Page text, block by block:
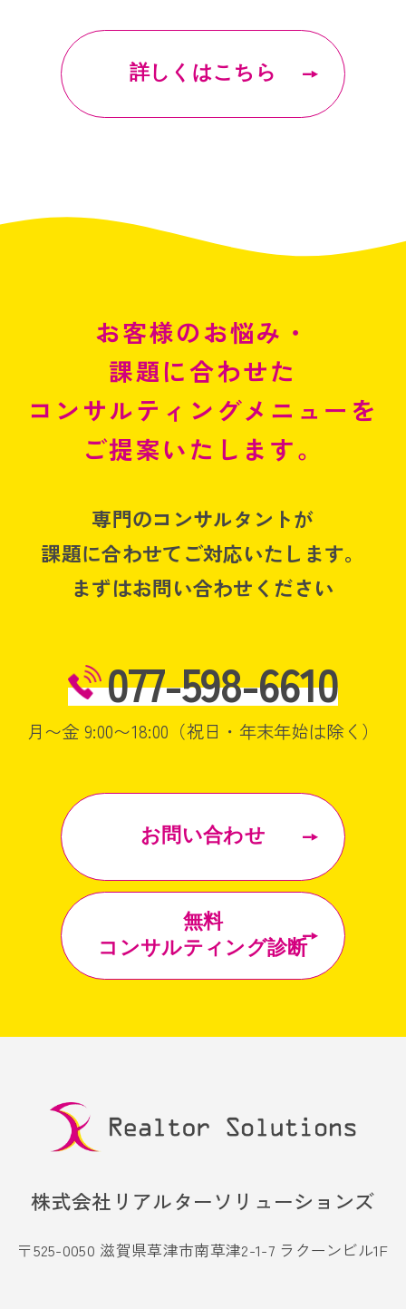
詳しくはこちら
お客様のお悩み・
課題に合わせた
コンサルティングメニューを
ご提案いたします。
専門のコンサルタントが
課題に合わせてご対応いたします。
まずはお問い合わせください
077-598-6610
月〜金 9:00〜18:00（祝日・年末年始は除く）
お問い合わせ
無料
コンサルティング診断
株式会社リアルターソリューションズ
〒525-0050 滋賀県草津市南草津2-1-7 ラクーンビル1F